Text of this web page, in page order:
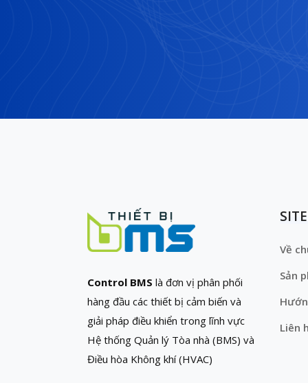
Control BMS là đơn vị phân phối
hàng đầu các thiết bị cảm biến và
giải pháp điều khiển trong lĩnh vực
Hệ thống Quản lý Tòa nhà (BMS) và
Điều hòa Không khí (HVAC)
Về
Sản
Liên